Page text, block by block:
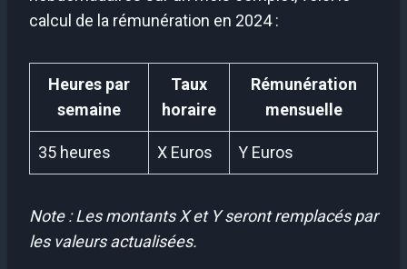
calcul de la rémunération en 2024 :
Heures par
semaine
Taux
horaire
Rémunération
mensuelle
35 heures X Euros Y Euros
Note : Les montants X et Y seront remplacés par
les valeurs actualisées.